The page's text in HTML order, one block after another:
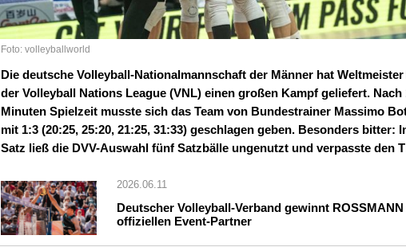
Foto: volleyballworld
Die deutsche Volleyball-Nationalmannschaft der Männer hat
der Volleyball Nations League (VNL) einen großen Kampf geliefert. Nach
Minuten Spielzeit musste sich das Team von Bundestrainer Massimo
mit 1:3 (20:25, 25:20, 21:25, 31:33) geschlagen geben. Besonders bitter:
Satz ließ die DVV-Auswahl fünf Satzbälle ungenutzt und verpasste den
2026.06.11
Deutscher Volleyball-Verband gewinnt ROSSMANN
offiziellen Event-Partner